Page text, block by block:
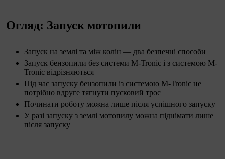
Огляд: Запуск мотопили
Запуск на землі та між колін — два безпечні способи
Запуск бензопили без системи M-Tronic і з системою M-
Tronic відрізняються
Під час запуску бензопили із системою M-Tronic не
потрібно вдруге тягнути пусковий трос
Починати роботу можна лише після успішного запуску
У разі запуску з землі мотопилу можна піднімати лише
після запуску